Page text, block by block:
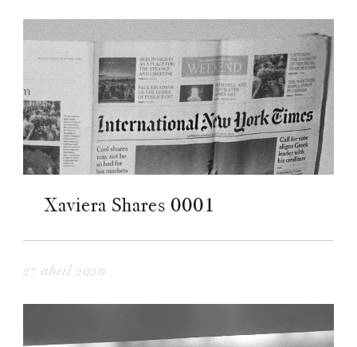
Xaviera Shares 0001
27 abril 2020